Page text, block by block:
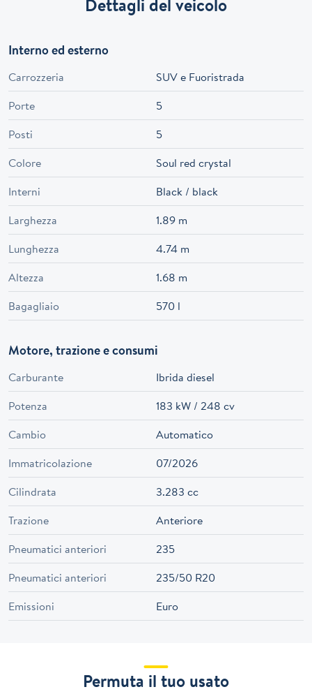
Dettagli del veicolo
Interno ed esterno
Carrozzeria
SUV e Fuoristrada
Porte
5
Posti
5
Colore
Soul red crystal
Interni
Black / black
Larghezza
1.89 m
Lunghezza
4.74 m
Altezza
1.68 m
Bagagliaio
570 l
Motore, trazione e consumi
Carburante
Ibrida diesel
Potenza
183 kW / 248 cv
Cambio
Automatico
Immatricolazione
07/2026
Cilindrata
3.283 cc
Trazione
Anteriore
Pneumatici anteriori
235
Pneumatici anteriori
235/50 R20
Emissioni
Euro
Permuta il tuo usato